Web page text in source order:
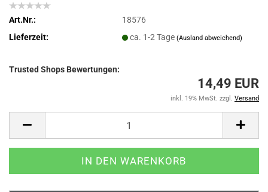
Art.Nr.:
18576
Lieferzeit:
ca. 1-2 Tage(Ausland abweichend)
Trusted Shops Bewertungen:
14,49 EUR
inkl. 19% MwSt. zzgl. Versand